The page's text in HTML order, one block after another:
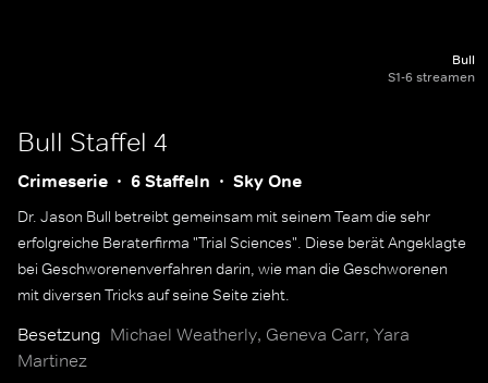
Bull
S1-6 streamen
Bull Staffel 4
Crimeserie 6 Staffeln Sky One
Dr. Jason Bull betreibt gemeinsam mit seinem Team die sehr
erfolgreiche Beraterfirma "Trial Sciences". Diese berät Angeklagte
bei Geschworenenverfahren darin, wie man die Geschworenen
mit diversen Tricks auf seine Seite zieht.
Besetzung Michael Weatherly, Geneva Carr, Yara
Martinez